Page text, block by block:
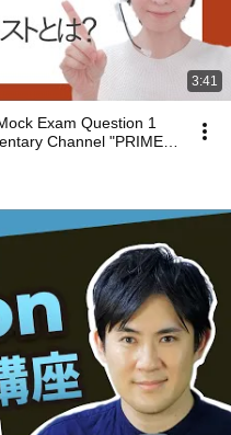
3:41
Exam Question 1
Channel "PRIME